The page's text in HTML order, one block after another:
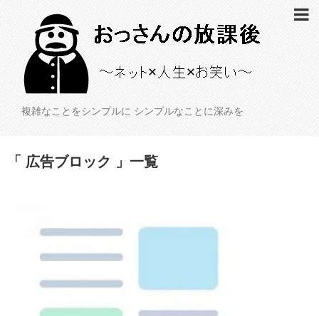
複雑なことをシンプルに シンプルなことに深みを
「 広告ブロック 」一覧